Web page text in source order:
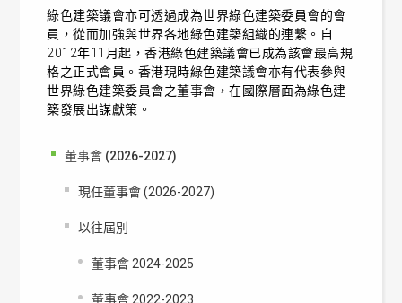
綠色建築議會亦可透過成為世界綠色建築委員會的會
員，從而加強與世界各地綠色建築組織的連繫。自
2012年11月起，香港綠色建築議會已成為該會最高規
格之正式會員。香港現時綠色建築議會亦有代表參與
世界綠色建築委員會之董事會，在國際層面為綠色建
築發展出謀獻策。
董事會 (2026-2027)
現任董事會 (2026-2027)
以往屆別
董事會 2024-2025
董事會 2022-2023